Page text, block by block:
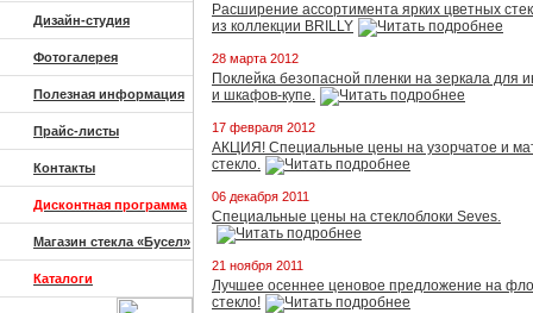
Дизайн-студия
Фотогалерея
Полезная информация
Прайс-листы
Контакты
Дисконтная программа
Магазин стекла «Бусел»
Каталоги
Расширение ассортимента ярких цветных
из коллекции BRILLY
28 марта 2012
Поклейка безопасной пленки на зеркала для
и шкафов-купе.
17 февраля 2012
АКЦИЯ! Cпециальные цены на узорчатое и
стекло.
06 декабря 2011
Специальные цены на стеклоблоки Seves.
21 ноября 2011
Лучшее осеннее ценовое предложение на
стекло!